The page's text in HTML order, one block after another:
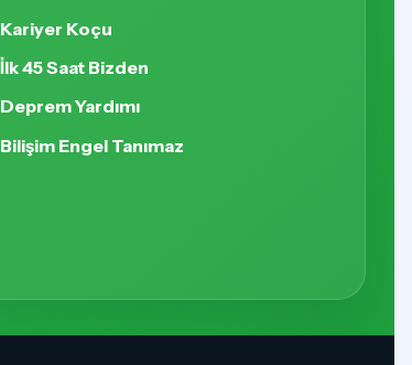
Kariyer Koçu
İlk 45 Saat Bizden
Deprem Yardımı
Bilişim Engel Tanımaz